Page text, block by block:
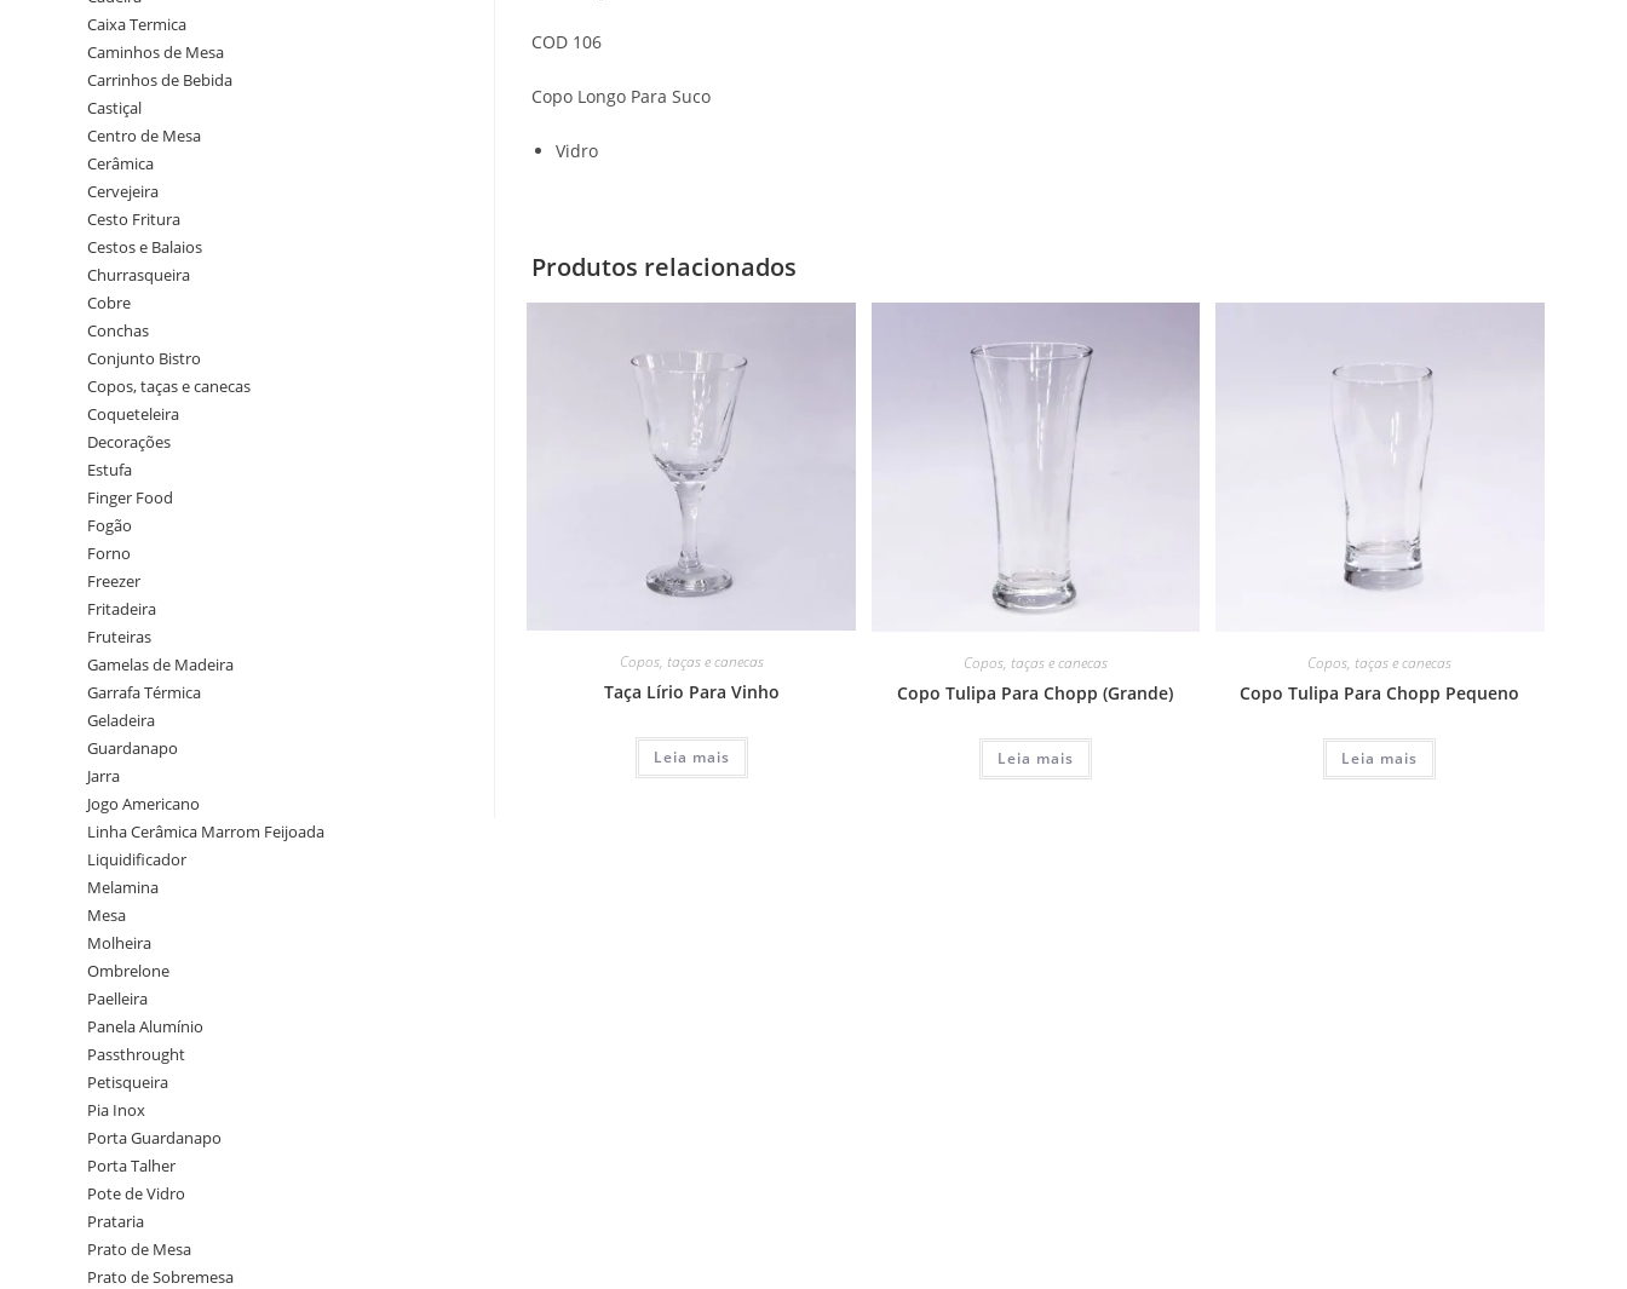
COD 106
Copo Longo Para Suco
Vidro
Produtos relacionados
Copos, taças e canecas
Taça Lírio Para Vinho
Leia mais
Copos, taças e canecas
Copo Tulipa Para Chopp (Grande)
Leia mais
Copos, taças e canecas
Copo Tulipa Para Chopp Pequeno
Leia mais
Caixa Termica
Caminhos de Mesa
Carrinhos de Bebida
Castiçal
Centro de Mesa
Cerâmica
Cervejeira
Cesto Fritura
Cestos e Balaios
Churrasqueira
Cobre
Conchas
Conjunto Bistro
Copos, taças e canecas
Coqueteleira
Decorações
Estufa
Finger Food
Fogão
Forno
Freezer
Fritadeira
Fruteiras
Gamelas de Madeira
Garrafa Térmica
Geladeira
Guardanapo
Jarra
Jogo Americano
Linha Cerâmica Marrom Feijoada
Liquidificador
Melamina
Mesa
Molheira
Ombrelone
Paelleira
Panela Alumínio
Passthrought
Petisqueira
Pia Inox
Porta Guardanapo
Porta Talher
Pote de Vidro
Prataria
Prato de Mesa
Prato de Sobremesa